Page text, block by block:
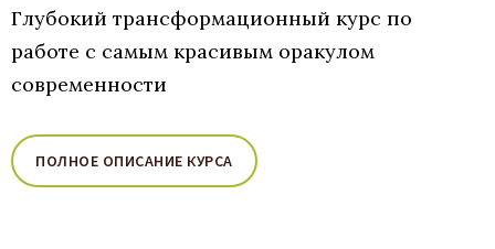
Глубокий трансформационный курс по
работе с самым красивым оракулом
современности
ПОЛНОЕ ОПИСАНИЕ КУРСА